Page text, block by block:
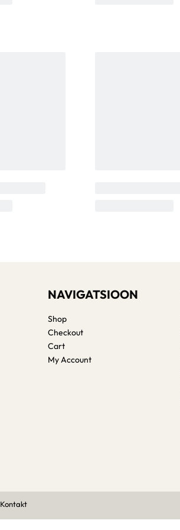
NAVIGATSIOON
Shop
Checkout
Cart
My Account
Kontakt